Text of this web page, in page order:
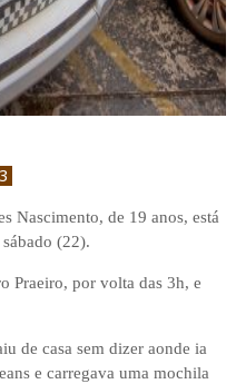
Nascimento, de 19 anos, está
(22).
Praeiro, por volta das 3h, e
de casa sem dizer aonde ia
e carregava uma mochila